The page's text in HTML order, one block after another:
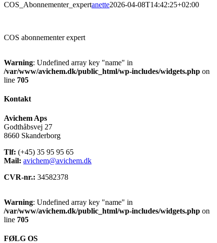
COS_Abonnementer_expertanette2026-04-08T14:42:25+02:00
COS abonnementer expert
Warning: Undefined array key "name" in
/var/www/avichem.dk/public_html/wp-includes/widgets.php on
line 705
Kontakt
Avichem Aps
Godthåbsvej 27
8660 Skanderborg
Tlf: (+45) 35 95 95 65
Mail: avichem@avichem.dk
CVR-nr.: 34582378
Warning: Undefined array key "name" in
/var/www/avichem.dk/public_html/wp-includes/widgets.php on
line 705
FØLG OS